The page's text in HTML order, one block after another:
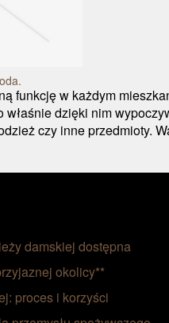
funkcję w każdym
dzięki nim
czy inne przedmioty.
damskiej dostępna
okolicy**
proces i korzyści